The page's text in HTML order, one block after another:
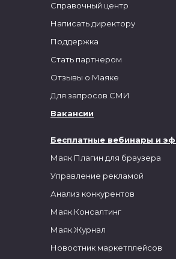
Бесплатные вебинары и
Маяк Плагин для браузера
Управление рекламой
Анализ конкурентов
Маяк.Консалтинг
Маяк.Журнал
Новостник маркетплейсов
Справочный центр
Написать директору
Поддержка
Стать партнером
Отзывы о Маяке
Для запросов СМИ
Вакансии